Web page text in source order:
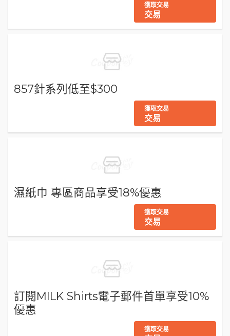
獲取交易
交易
857針系列低至$300
獲取交易
交易
濕紙巾 專區商品享受18%優惠
獲取交易
交易
訂閱MILK Shirts電子郵件首單享受10%
優惠
獲取交易